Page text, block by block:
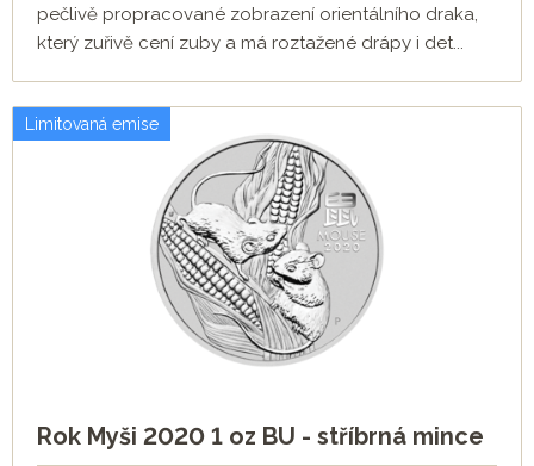
pečlivě propracované zobrazení orientálního draka,
který zuřivě cení zuby a má roztažené drápy i det...
Limitovaná emise
Rok Myši 2020 1 oz BU - stříbrná mince